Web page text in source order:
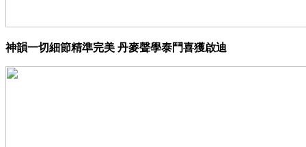
神韻一切細節精準完美 丹麥聲學泰鬥喜獲啟迪